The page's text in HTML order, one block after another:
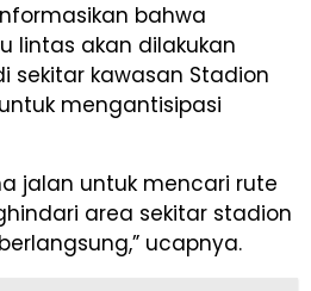
bahwa
lintas akan dilakukan
sekitar kawasan Stadion
mengantisipasi
jalan untuk mencari rute
area sekitar stadion
ucapnya.